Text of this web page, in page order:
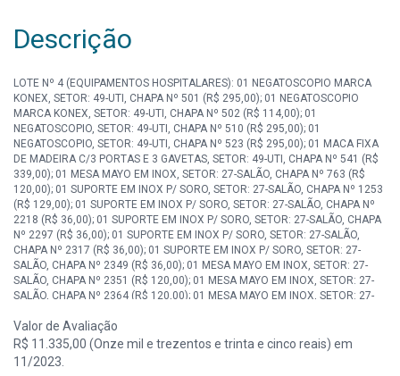
Descrição
LOTE Nº 4 (EQUIPAMENTOS HOSPITALARES): 01 NEGATOSCOPIO MARCA
KONEX, SETOR: 49-UTI, CHAPA Nº 501 (R$ 295,00); 01 NEGATOSCOPIO
MARCA KONEX, SETOR: 49-UTI, CHAPA Nº 502 (R$ 114,00); 01
NEGATOSCOPIO, SETOR: 49-UTI, CHAPA Nº 510 (R$ 295,00); 01
NEGATOSCOPIO, SETOR: 49-UTI, CHAPA Nº 523 (R$ 295,00); 01 MACA FIXA
DE MADEIRA C/3 PORTAS E 3 GAVETAS, SETOR: 49-UTI, CHAPA Nº 541 (R$
339,00); 01 MESA MAYO EM INOX, SETOR: 27-SALÃO, CHAPA Nº 763 (R$
120,00); 01 SUPORTE EM INOX P/ SORO, SETOR: 27-SALÃO, CHAPA Nº 1253
(R$ 129,00); 01 SUPORTE EM INOX P/ SORO, SETOR: 27-SALÃO, CHAPA Nº
2218 (R$ 36,00); 01 SUPORTE EM INOX P/ SORO, SETOR: 27-SALÃO, CHAPA
Nº 2297 (R$ 36,00); 01 SUPORTE EM INOX P/ SORO, SETOR: 27-SALÃO,
CHAPA Nº 2317 (R$ 36,00); 01 SUPORTE EM INOX P/ SORO, SETOR: 27-
SALÃO, CHAPA Nº 2349 (R$ 36,00); 01 MESA MAYO EM INOX, SETOR: 27-
SALÃO, CHAPA Nº 2351 (R$ 120,00); 01 MESA MAYO EM INOX, SETOR: 27-
SALÃO, CHAPA Nº 2364 (R$ 120,00); 01 MESA MAYO EM INOX, SETOR: 27-
SETOR: 27-SALÃO, CHAPA Nº 2391 (R$ 36,00); 01 SUPORTE EM INOX P/
SORO, SETOR: 27-SALÃO, CHAPA Nº 2392 (R$ 36,00); 01 SUPORTE EM INOX
P/ SORO, SETOR: 27-SALÃO, CHAPA Nº 2393 (R$ 36,00); 01 SUPORTE EM
Valor de Avaliação
R$ 11.335,00 (Onze mil e trezentos e trinta e cinco reais) em
11/2023.